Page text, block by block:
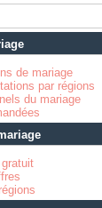
de mariage
par régions
du mariage